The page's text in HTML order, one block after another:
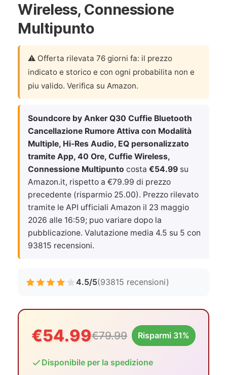
Wireless, Connessione
Multipunto
⚠️ Offerta rilevata 76 giorni fa: il prezzo
indicato e storico e con ogni probabilita non e
piu valido. Verifica su Amazon.
Soundcore by Anker Q30 Cuffie Bluetooth
Cancellazione Rumore Attiva con Modalità
Multiple, Hi-Res Audio, EQ personalizzato
tramite App, 40 Ore, Cuffie Wireless,
Connessione Multipunto costa €54.99 su
Amazon.it, rispetto a €79.99 di prezzo
precedente (risparmio 25.00). Prezzo rilevato
tramite le API ufficiali Amazon il 23 maggio
2026 alle 16:59; puo variare dopo la
pubblicazione. Valutazione media 4.5 su 5 con
93815 recensioni.
4.5/5(93815 recensioni)
€54.99€79.99 Risparmi 31%
Disponibile per la spedizione